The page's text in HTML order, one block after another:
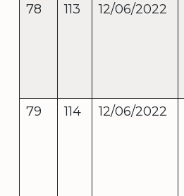
78
113 12/06/2022
79 114 12/06/2022